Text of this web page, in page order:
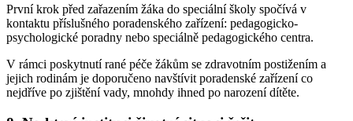
První krok před zařazením žáka do speciální školy spočívá v
kontaktu příslušného poradenského zařízení: pedagogicko-
psychologické poradny nebo speciálně pedagogického centra.
V rámci poskytnutí rané péče žákům se zdravotním postižením a
jejich rodinám je doporučeno navštívit poradenské zařízení co
nejdříve po zjištění vady, mnohdy ihned po narození dítěte.